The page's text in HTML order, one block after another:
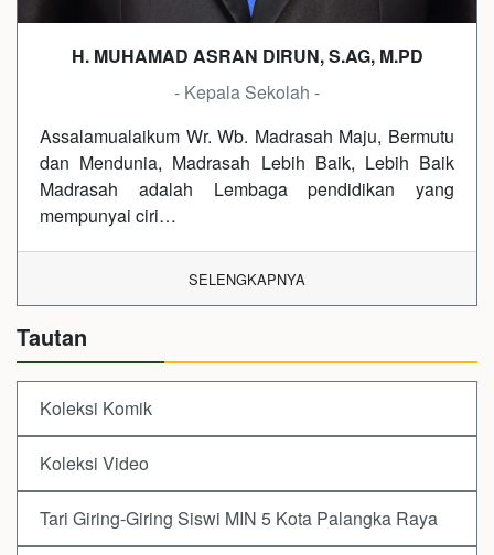
H. MUHAMAD ASRAN DIRUN, S.AG, M.PD
- Kepala Sekolah -
Assalamualaikum Wr. Wb. Madrasah Maju, Bermutu
dan Mendunia, Madrasah Lebih Baik, Lebih Baik
Madrasah adalah Lembaga pendidikan yang
mempunyai ciri…
SELENGKAPNYA
Tautan
Koleksi Komik
Koleksi Video
Tari Giring-Giring Siswi MIN 5 Kota Palangka Raya